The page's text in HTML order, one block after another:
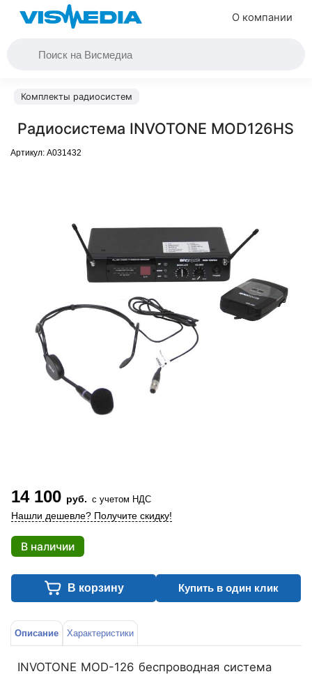
О компании
Комплекты радиосистем
Радиосистема INVOTONE MOD126HS
Артикул: A031432
14 100 руб. с учетом НДС
Нашли дешевле? Получите скидку!
В наличии
В корзину Купить в один клик
Описание Характеристики
INVOTONE MOD-126 беспроводная система